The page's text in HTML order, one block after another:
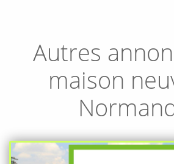
Autres
maison